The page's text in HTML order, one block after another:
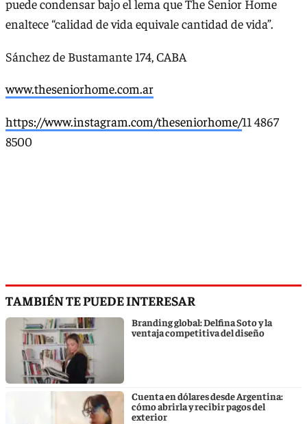
puede condensar bajo el lema que The Senior Home
enaltece “calidad de vida equivale cantidad de vida”.
Sánchez de Bustamante 174, CABA
www.theseniorhome.com.ar
https://www.instagram.com/theseniorhome/11 4867
8500
TAMBIÉN TE PUEDE INTERESAR
Branding global: Delfina Soto y la
ventaja competitiva del diseño
Cuenta en dólares desde Argentina:
cómo abrirla y recibir pagos del
exterior